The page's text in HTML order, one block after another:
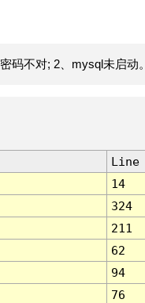
码不对; 2、mysql未启动。
Line
14
324
211
62
94
76